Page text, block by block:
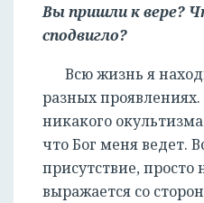
Вы пришли к вере?
сподвигло?
Всю жизнь я
разных
никакого
что Бог меня ведет.
присутствие, просто
выражается со